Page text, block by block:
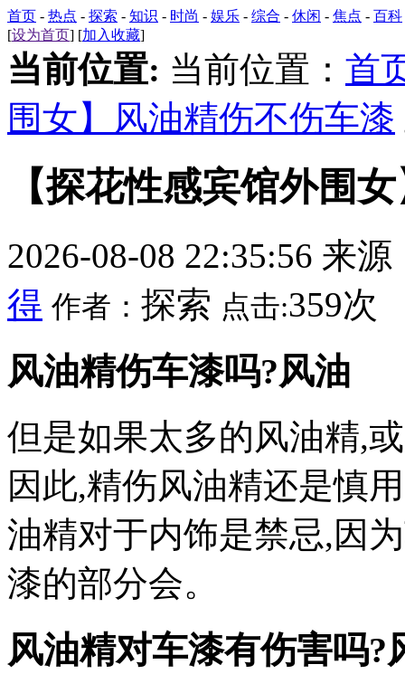
首页 - 热点 - 探索 - 知识 - 时尚 - 娱乐 - 综合 - 休闲 - 焦点 - 百科
[设为首页] [加入收藏]
当前位置: 当前位置： 首
围女】风油精伤不伤车漆
【探花性感宾馆外围
2026-08-08 22:35:56 来源
得 作者： 探索 点击:359次
风油精伤车漆吗?风油
但是如果太多的风油精,
因此,精伤风油精还是慎
油精对于内饰是禁忌,因
漆的部分会。
风油精对车漆有伤害吗?